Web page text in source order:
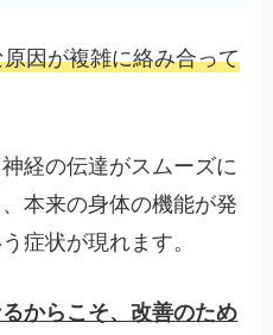
因が複雑に絡み合って
経の伝達がスムーズに
本来の身体の機能が発
症状が現れます。
からこそ、改善のため